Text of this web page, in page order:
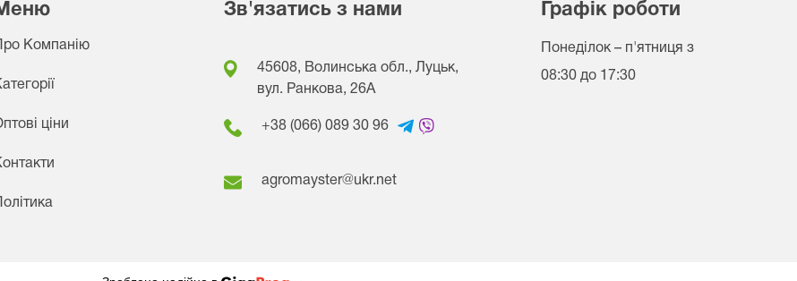
Про Компанію
ціни
Політика
Зв'язатись з нами
45608, Волинська обл., Луцьк,
вул. Ранкова, 26A
+38 (066) 089 30 96
agromayster@ukr.net
Графік роботи
Понеділок – п'ятниця з
08:30 до 17:30